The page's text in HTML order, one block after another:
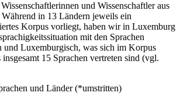
und Wissenschaftler aus
in 13 Ländern jeweils ein
Korpus vorliegt, haben wir in Luxemburg
mit den Sprachen
und Luxemburgisch, was sich im Korpus
15 Sprachen vertreten sind (vgl.
und Länder (*umstritten)